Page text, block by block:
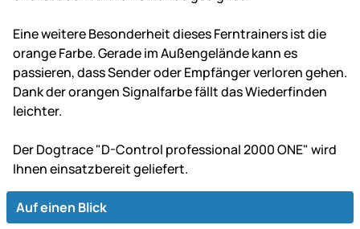
Eine weitere Besonderheit dieses Ferntrainers ist die
orange Farbe. Gerade im Außengelände kann es
passieren, dass Sender oder Empfänger verloren gehen.
Dank der orangen Signalfarbe fällt das Wiederfinden
leichter.
Der Dogtrace "D-Control professional 2000 ONE" wird
Ihnen einsatzbereit geliefert.
Auf einen Blick